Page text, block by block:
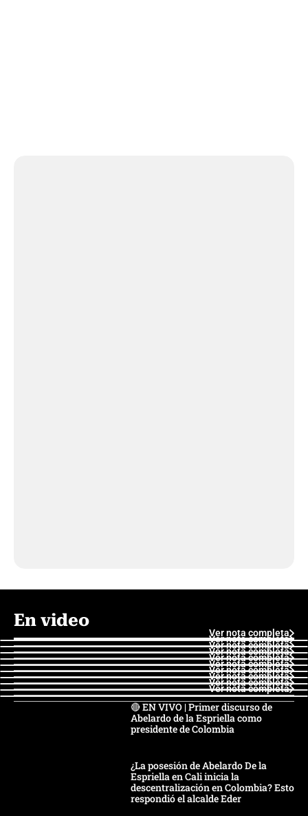
En video
Ver nota completa
Ver nota completa
Ver nota completa
Ver nota completa
Ver nota completa
Ver nota completa
Ver nota completa
Ver nota completa
Ver nota completa
Ver nota completa
🔴 EN VIVO | Primer discurso de
Abelardo de la Espriella como
presidente de Colombia
¿La posesión de Abelardo De la
Espriella en Cali inicia la
descentralización en Colombia? Esto
respondió el alcalde Eder